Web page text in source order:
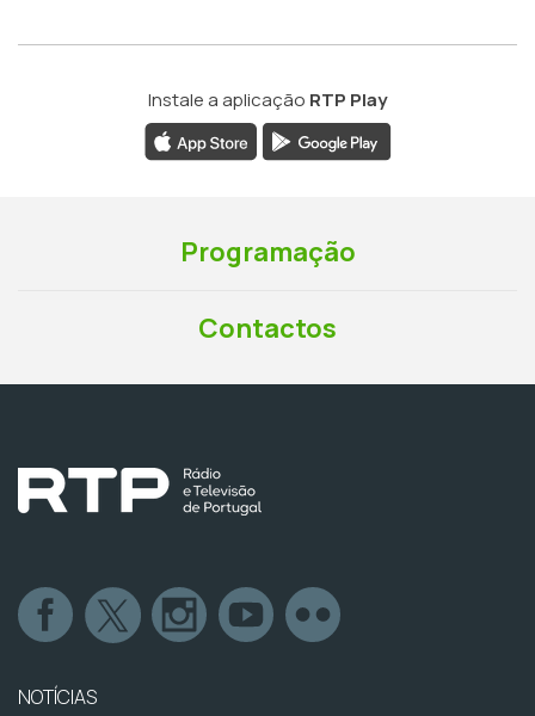
Instale a aplicação RTP Play
Programação
Contactos
NOTÍCIAS